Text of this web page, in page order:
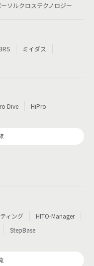
ーソルクロステクノロジー
ミイダス
Dive HiPro
ィング
HITO-Manager
StepBase